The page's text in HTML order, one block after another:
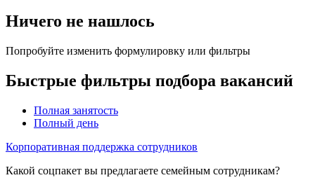
Ничего не нашлось
Попробуйте изменить формулировку или фильтры
Быстрые фильтры подбора вакансий
Полная занятость
Полный день
Корпоративная поддержка сотрудников
Какой соцпакет вы предлагаете семейным сотрудникам?